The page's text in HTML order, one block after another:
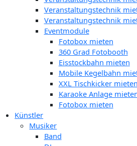
Veranstaltungstechnik
Veranstaltungstechnik
Eventmodule
Fotobox mieten
360 Grad Fotobooth
Eisstockbahn mieten
Mobile Kegelbahn
XXL Tischkicker mieten
Karaoke Anlage
Fotobox mieten
Künstler
Musiker
Band